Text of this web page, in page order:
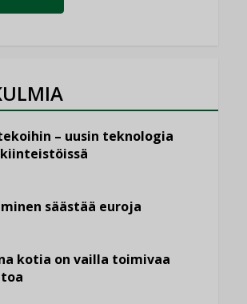
– uusin teknologia
säästää euroja
kotia on vailla toimivaa